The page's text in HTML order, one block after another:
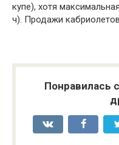
купе), хотя
ч). Продажи
Понравилась